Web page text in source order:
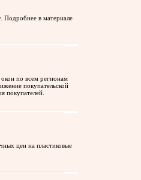
Подробнее в материале
по всем регионам
покупательской
покупателей.
цен на пластиковые